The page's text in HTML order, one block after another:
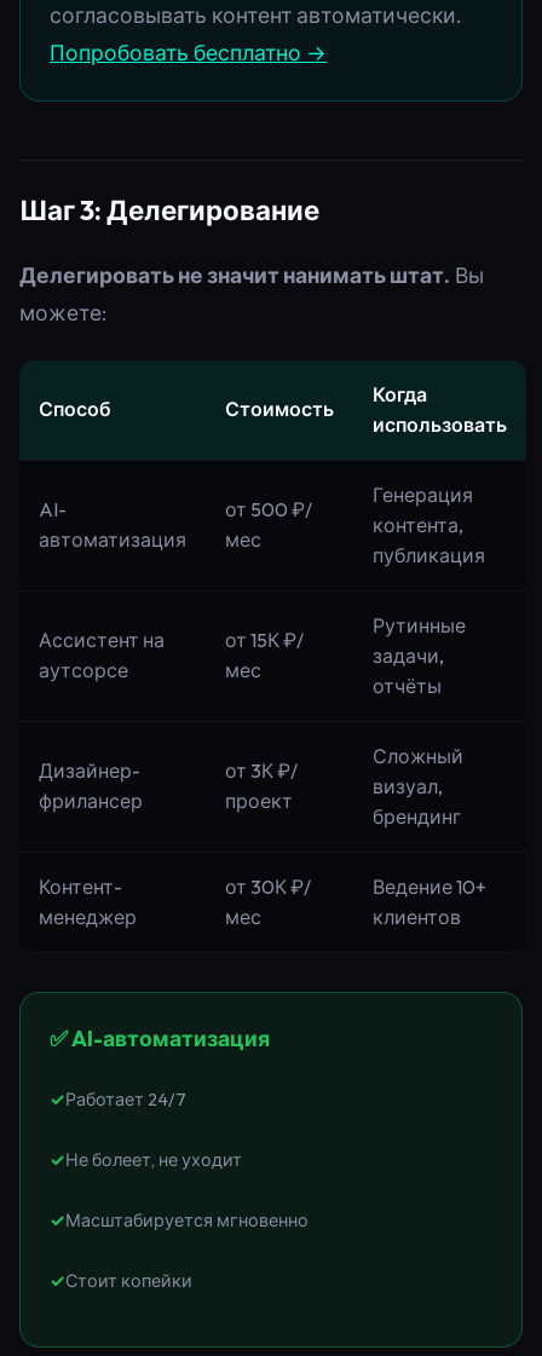
согласовывать контент автоматически.
Попробовать бесплатно →
Шаг 3: Делегирование
Делегировать не значит нанимать штат. Вы
можете:
Способ Стоимость
Когда
использовать
AI-
автоматизация
от 500 ₽/
мес
Генерация
контента,
публикация
Ассистент на
аутсорсе
от 15К ₽/
мес
Рутинные
задачи,
отчёты
Дизайнер-
фрилансер
от 3К ₽/
проект
Сложный
визуал,
брендинг
Контент-
менеджер
от 30К ₽/
мес
Ведение 10+
клиентов
✅ AI-автоматизация
Работает 24/7
Не болеет, не уходит
Масштабируется мгновенно
Стоит копейки